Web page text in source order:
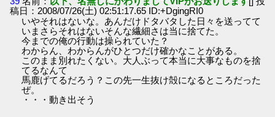
稿日：2008/07/26(土) 02:51:17.65 ID:+DgingRI0
いやそれはないな。あんだけドタバタした日々を送ってて
いまさらそれはないそんな繊細さは当に捨てた。
今までの俺の行動は操られていた？
わからん、わからんがひとつだけ確かなことがある。
このまま別れたくない。大人ぶって本当に大事なものを捨
てるなんて
馬鹿げてるだろう？この先一生抜け殻になるところだった
ぜ。
・・・動き出そう